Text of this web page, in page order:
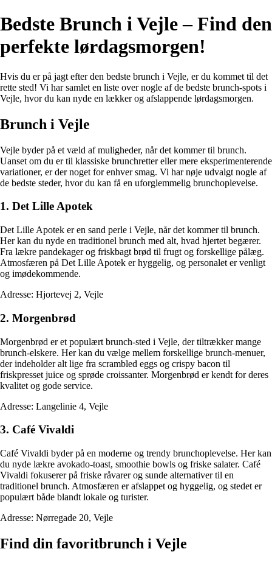
Bedste Brunch i Vejle – Find den
perfekte lørdagsmorgen!
Hvis du er på jagt efter den bedste brunch i Vejle, er du kommet til det
rette sted! Vi har samlet en liste over nogle af de bedste brunch-spots i
Vejle, hvor du kan nyde en lækker og afslappende lørdagsmorgen.
Brunch i Vejle
Vejle byder på et væld af muligheder, når det kommer til brunch.
Uanset om du er til klassiske brunchretter eller mere eksperimenterende
variationer, er der noget for enhver smag. Vi har nøje udvalgt nogle af
de bedste steder, hvor du kan få en uforglemmelig brunchoplevelse.
1. Det Lille Apotek
Det Lille Apotek er en sand perle i Vejle, når det kommer til brunch.
Her kan du nyde en traditionel brunch med alt, hvad hjertet begærer.
Fra lækre pandekager og friskbagt brød til frugt og forskellige pålæg.
Atmosfæren på Det Lille Apotek er hyggelig, og personalet er venligt
og imødekommende.
Adresse: Hjortevej 2, Vejle
2. Morgenbrød
Morgenbrød er et populært brunch-sted i Vejle, der tiltrækker mange
brunch-elskere. Her kan du vælge mellem forskellige brunch-menuer,
der indeholder alt lige fra scrambled eggs og crispy bacon til
friskpresset juice og sprøde croissanter. Morgenbrød er kendt for deres
kvalitet og gode service.
Adresse: Langelinie 4, Vejle
3. Café Vivaldi
Café Vivaldi byder på en moderne og trendy brunchoplevelse. Her kan
du nyde lækre avokado-toast, smoothie bowls og friske salater. Café
Vivaldi fokuserer på friske råvarer og sunde alternativer til en
traditionel brunch. Atmosfæren er afslappet og hyggelig, og stedet er
populært både blandt lokale og turister.
Adresse: Nørregade 20, Vejle
Find din favoritbrunch i Vejle